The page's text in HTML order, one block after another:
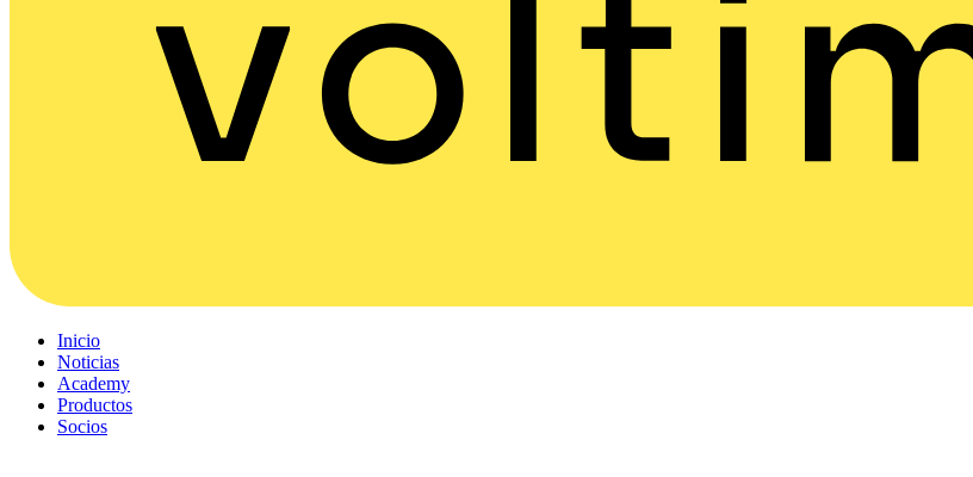
Inicio
Noticias
Academy
Productos
Socios